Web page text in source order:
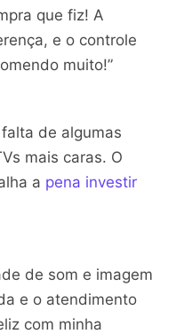
que fiz! A
e o controle
muito!”
de algumas
mais caras. O
a pena investir
de som e imagem
e o atendimento
com minha